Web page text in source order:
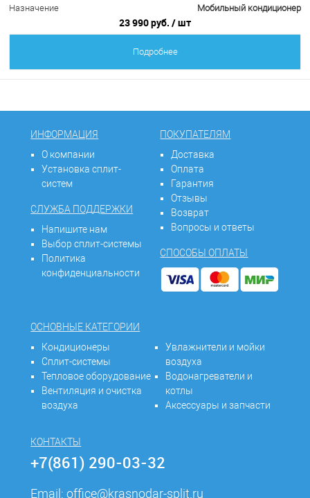
Назначение
Мобильный кондиционер
23 990 руб. / шт
Подробнее
ИНФОРМАЦИЯ
О компании
Установка сплит-
систем
СЛУЖБА ПОДДЕРЖКИ
Напишите нам
Выбор сплит-системы
Политика
конфиденциальности
ПОКУПАТЕЛЯМ
Доставка
Оплата
Гарантия
Отзывы
Возврат
Вопросы и ответы
СПОСОБЫ ОПЛАТЫ
ОСНОВНЫЕ КАТЕГОРИИ
Кондиционеры
Сплит-системы
Тепловое оборудование
Вентиляция и очистка
воздуха
Увлажнители и мойки
воздуха
Водонагреватели и
котлы
Аксессуары и запчасти
КОНТАКТЫ
+7(861) 290-03-32
Email:office@krasnodar-split.ru